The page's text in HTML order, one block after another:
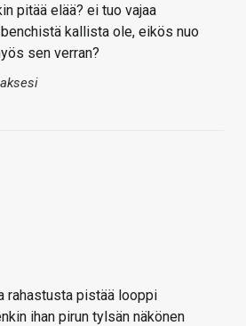
pitää elää? ei tuo vajaa
kallista ole, eikös nuo
sen verran?
rahastusta pistää looppi
ihan pirun tylsän näkönen